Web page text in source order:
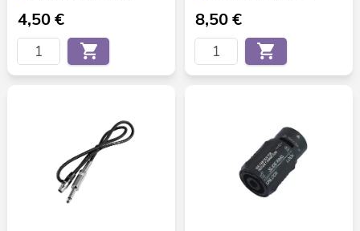
4,50€ 8,50€